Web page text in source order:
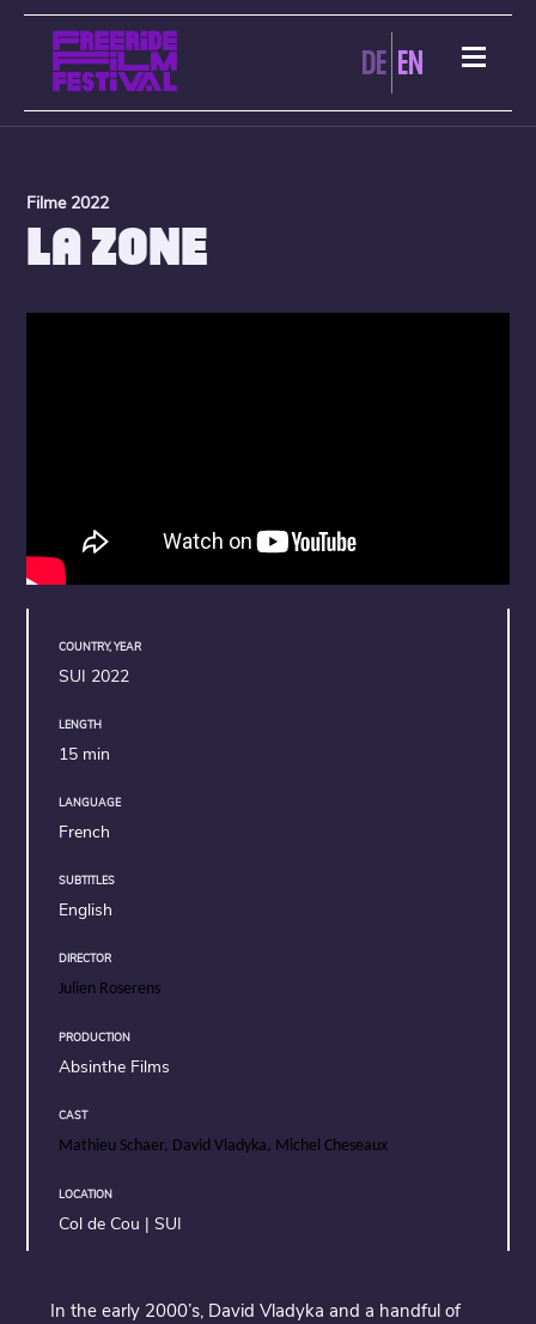
DE EN
Filme 2022
LA ZONE
COUNTRY, YEAR
SUI 2022
LENGTH
15 min
LANGUAGE
French
SUBTITLES
English
DIRECTOR
Julien Roserens
PRODUCTION
Absinthe Films
CAST
Mathieu Schaer, David Vladyka, Michel Cheseaux
LOCATION
Col de Cou | SUI
In the early 2000’s, David Vladyka and a handful of